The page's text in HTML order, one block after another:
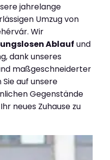
jahrelange
Umzug von
Wir
Ablauf und
dank unseres
maßgeschneiderter
Sie auf unsere
Gegenstände
neues Zuhause zu